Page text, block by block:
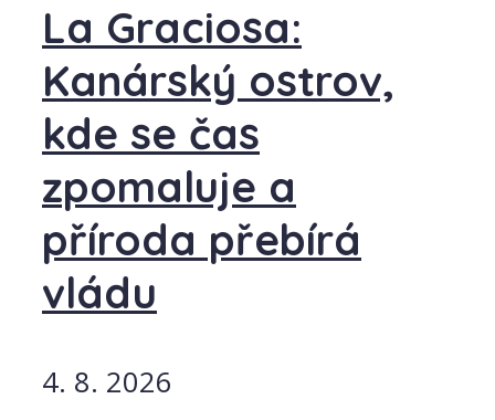
La Graciosa:
Kanárský ostrov,
kde se čas
zpomaluje a
příroda přebírá
vládu
4. 8. 2026